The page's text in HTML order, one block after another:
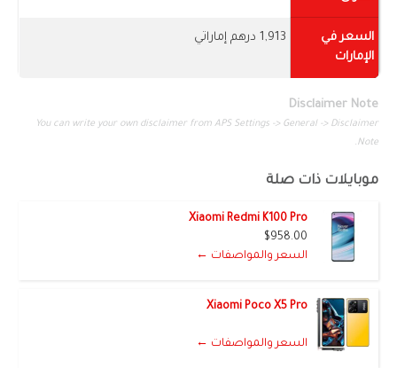
السعر في
الإمارات
1,913 درهم إماراتي
Disclaimer Note
You can write your own disclaimer from APS Settings -> General -> Disclaimer
Note.
موبايلات ذات صلة
Xiaomi Redmi K100 Pro
$958.00
السعر والمواصفات ←
Xiaomi Poco X5 Pro
السعر والمواصفات ←